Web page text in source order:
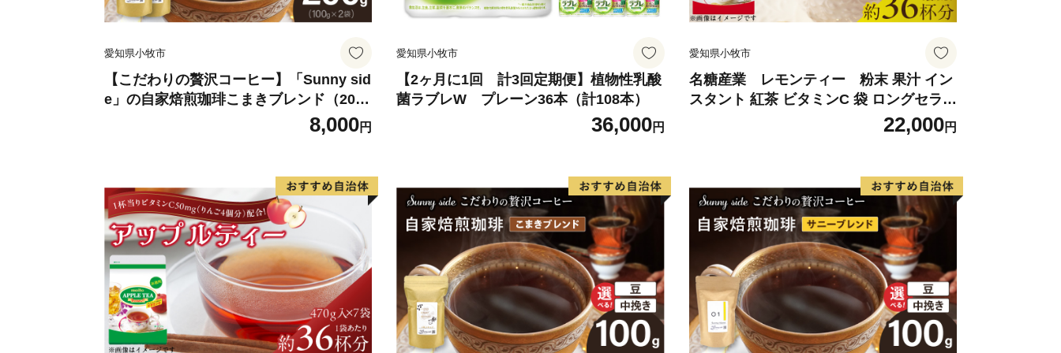
愛知県小牧市
【こだわりの贅沢コーヒー】「Sunny sid
e」の自家焙煎珈琲こまきブレンド（200
8,000円
愛知県小牧市
【2ヶ月に1回 計3回定期便】植物性乳酸
菌ラブレW プレーン36本（計108本）
36,000円
愛知県小牧市
名糖産業 レモンティー 粉末 果汁 イン
スタント 紅茶 ビタミンC 袋 ロングセラー
粉末飲料 粉末茶 簡単 手軽 ホット アイス
22,000円